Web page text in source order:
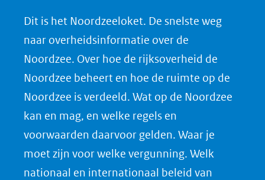
o
p
F
a
c
e
b
o
o
o
p
L
i
n
k
e
d
I
o
p
X
(opent
in
nieuw
venster)
(verwijst
naar
o
a
d
P
D
F
Dit is het Noordzeeloket. De snelste weg
naar overheidsinformatie over de
Noordzee. Over hoe de rijksoverheid de
Noordzee beheert en hoe de ruimte op de
Noordzee is verdeeld. Wat op de Noordzee
kan en mag, en welke regels en
voorwaarden daarvoor gelden. Waar je
moet zijn voor welke vergunning. Welk
nationaal en internationaal beleid van